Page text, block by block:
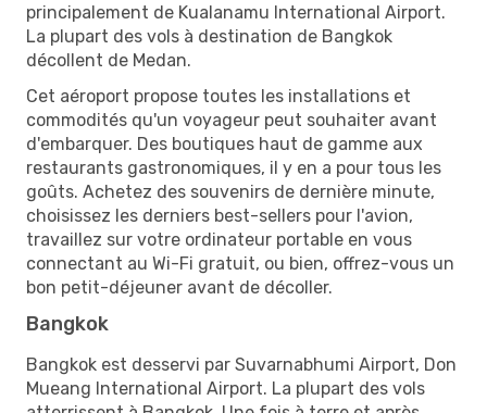
principalement de Kualanamu International Airport.
La plupart des vols à destination de Bangkok
décollent de Medan.
Cet aéroport propose toutes les installations et
commodités qu'un voyageur peut souhaiter avant
d'embarquer. Des boutiques haut de gamme aux
restaurants gastronomiques, il y en a pour tous les
goûts. Achetez des souvenirs de dernière minute,
choisissez les derniers best-sellers pour l'avion,
travaillez sur votre ordinateur portable en vous
connectant au Wi-Fi gratuit, ou bien, offrez-vous un
bon petit-déjeuner avant de décoller.
Bangkok
Bangkok est desservi par Suvarnabhumi Airport, Don
Mueang International Airport. La plupart des vols